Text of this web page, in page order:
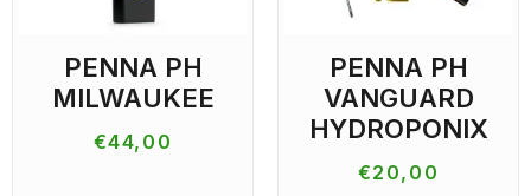
PENNA PH
MILWAUKEE
€44,00
PENNA PH
VANGUARD
HYDROPONIX
€20,00